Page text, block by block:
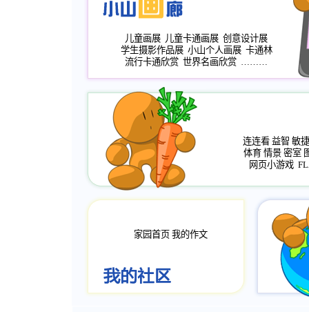
儿童画展 儿童卡通画展 创意设计展
学生摄影作品展 小山个人画展 卡通林
流行卡通欣赏 世界名画欣赏 ………
连连看 益智 敏捷
体育 情景 密室
网页小游戏
家园首页 我的作文